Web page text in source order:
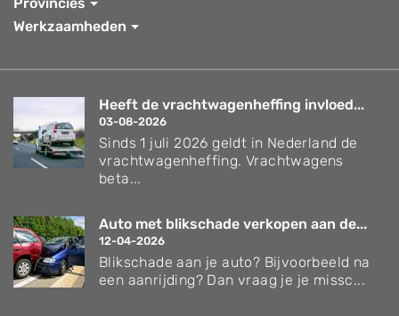
Werkzaamheden
Heeft de vrachtwagenheffing invloed...
03-08-2026
Sinds 1 juli 2026 geldt in Nederland de
vrachtwagenheffing. Vrachtwagens
beta...
Auto met blikschade verkopen aan de...
12-04-2026
Blikschade aan je auto? Bijvoorbeeld na
een aanrijding? Dan vraag je je missc...